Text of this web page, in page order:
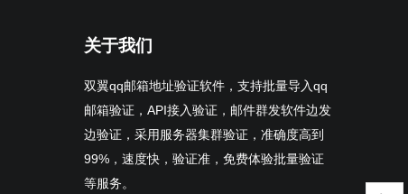
关于我们
双翼qq邮箱地址验证软件，支持批量导入qq
邮箱验证，API接入验证，邮件群发软件边发
边验证，采用服务器集群验证，准确度高到
99%，速度快，验证准，免费体验批量验证
等服务。